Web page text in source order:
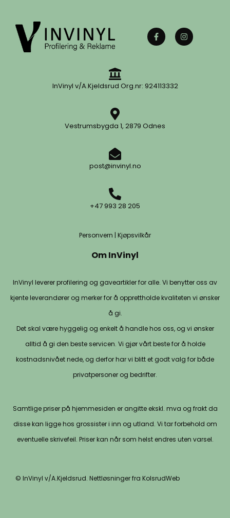
InVinyl v/A.Kjeldsrud Org.nr: 924113332
Vestrumsbygda 1, 2879 Odnes
post@invinyl.no
+47 993 28 205
Personvern | Kjøpsvilkår
Om InVinyl
InVinyl leverer profilering og gaveartikler for alle. Vi benytter oss av
kjente leverandører og merker for å opprettholde kvaliteten vi ønsker
å gi.
Det skal være hyggelig og enkelt å handle hos oss, og vi ønsker
alltid å gi den beste servicen. Vi gjør vårt beste for å holde
kostnadsnivået nede, og derfor har vi blitt et godt valg for både
privatpersoner og bedrifter.
Samtlige priser på hjemmesiden er angitte ekskl. mva og frakt da
disse kan ligge hos grossister i inn og utland. Vi tar forbehold om
eventuelle skrivefeil. Priser kan når som helst endres uten varsel.
© InVinyl v/A.Kjeldsrud. Nettløsninger fra KolsrudWeb